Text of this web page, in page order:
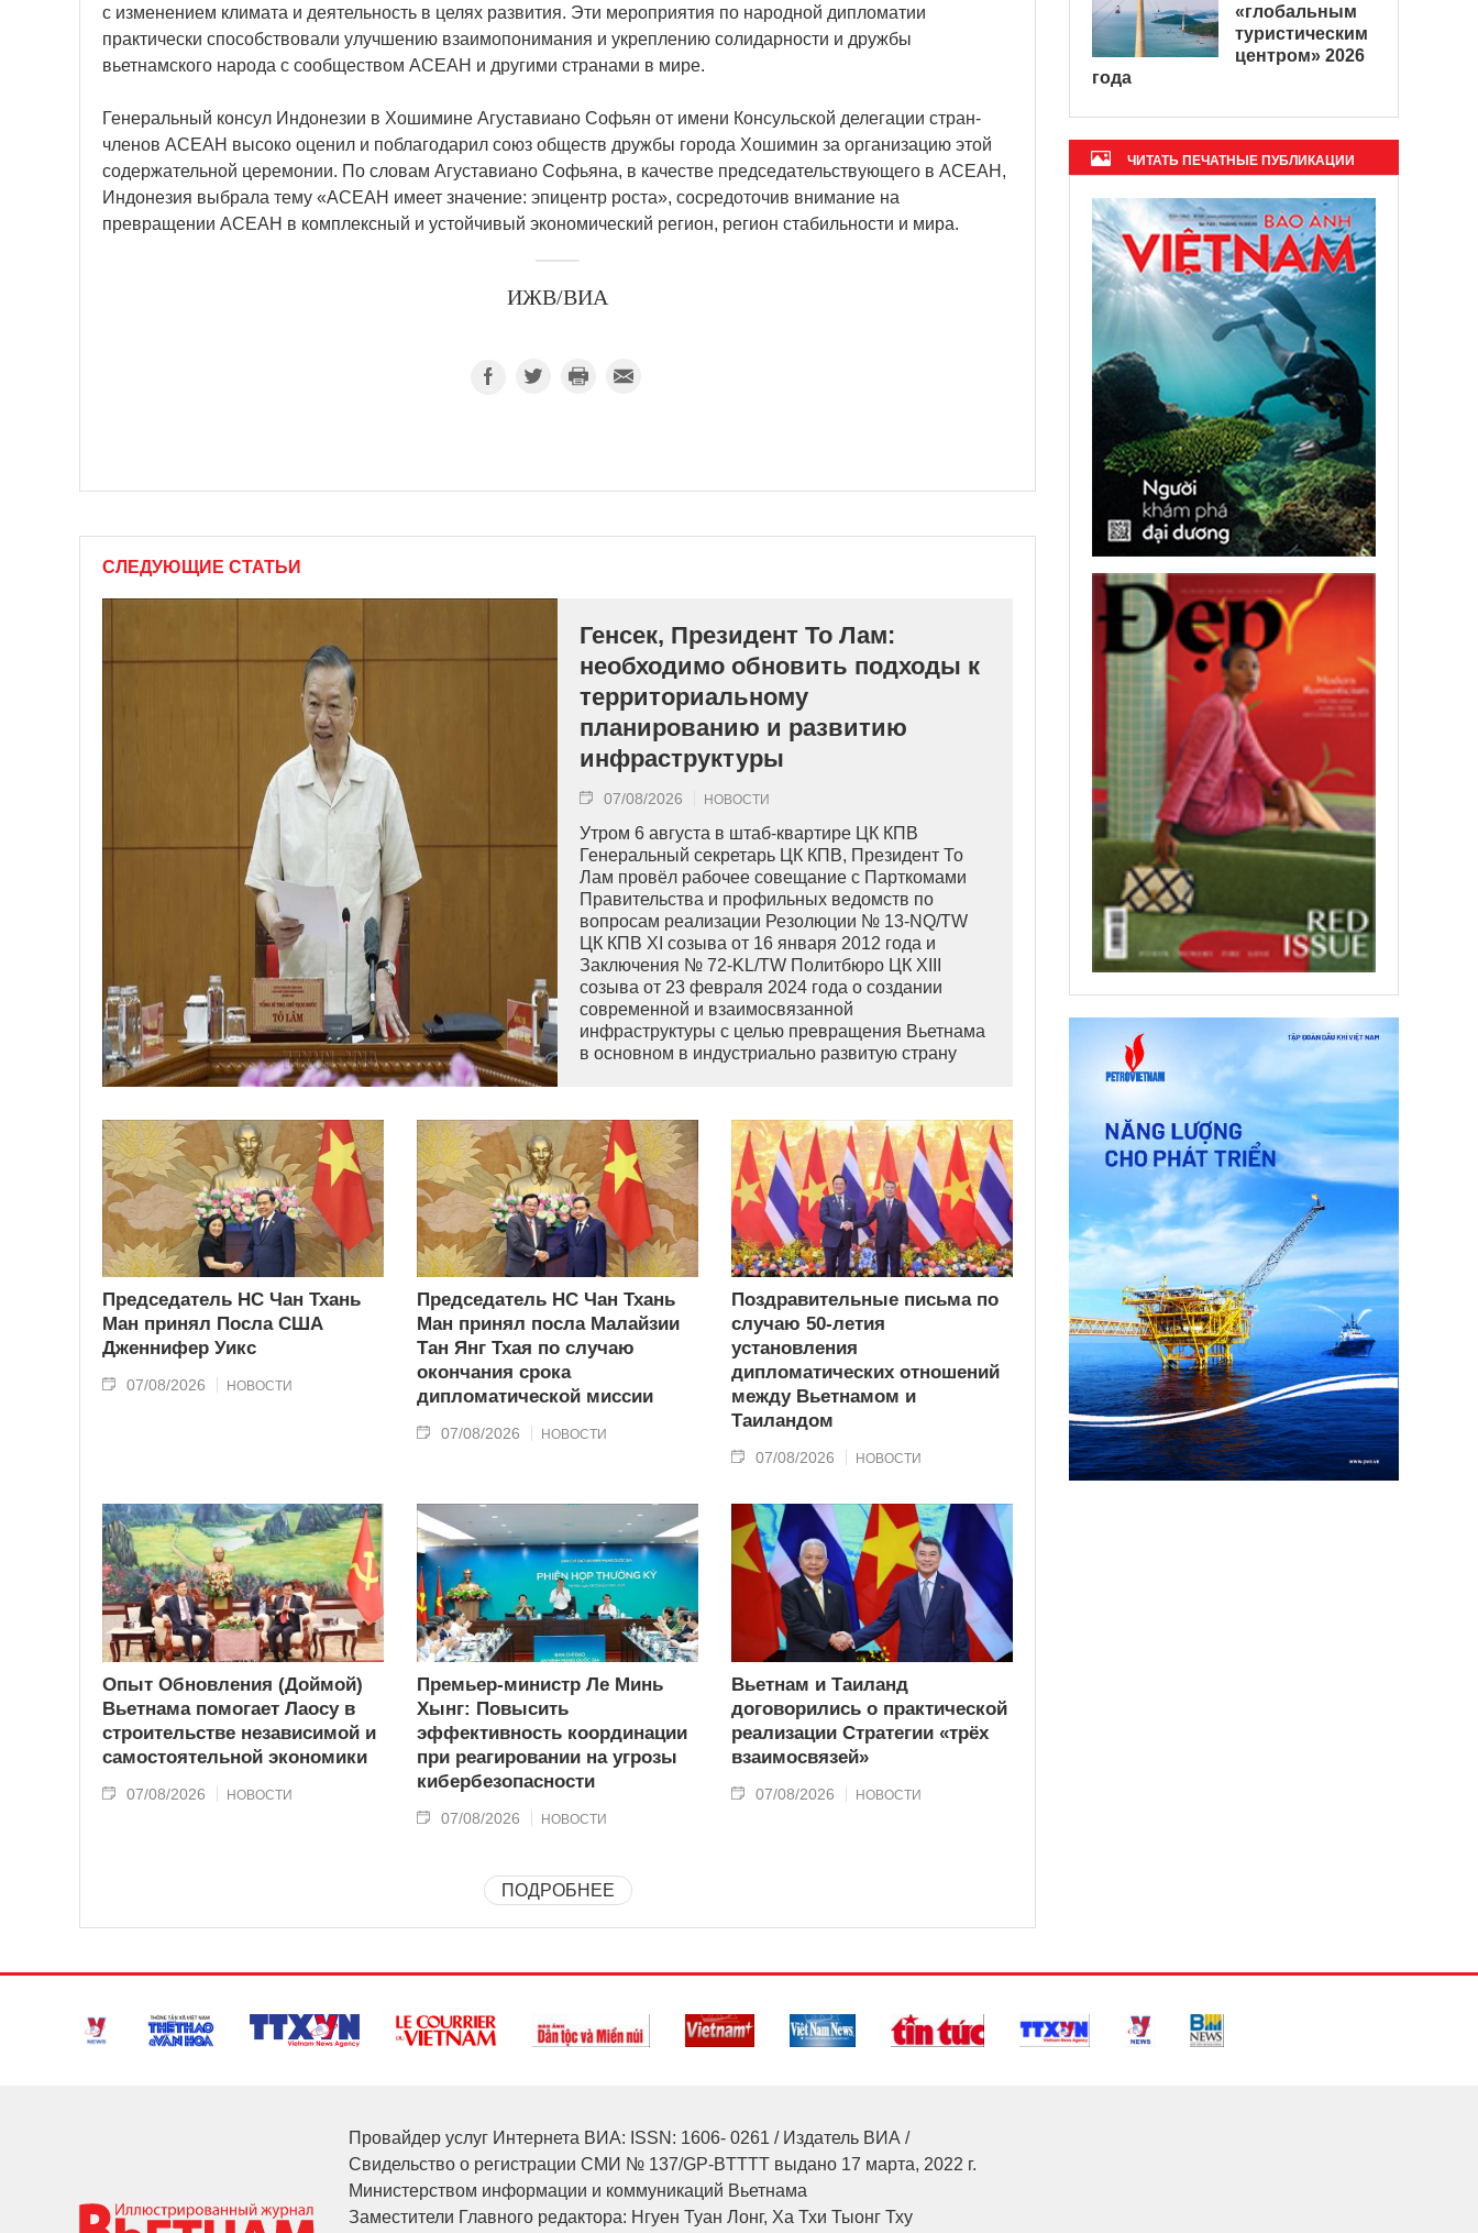
с изменением климата и деятельность в целях развития. Эти мероприятия по народной дипломатии
практически способствовали улучшению взаимопонимания и укреплению солидарности и дружбы
вьетнамского народа с сообществом АСЕАН и другими странами в мире.
Генеральный консул Индонезии в Хошимине Агуставиано Софьян от имени Консульской делегации стран-
членов АСЕАН высоко оценил и поблагодарил союз обществ дружбы города Хошимин за организацию этой
содержательной церемонии. По словам Агуставиано Софьяна, в качестве председательствующего в АСЕАН,
Индонезия выбрала тему «АСЕАН имеет значение: эпицентр роста», сосредоточив внимание на
превращении АСЕАН в комплексный и устойчивый экономический регион, регион стабильности и мира.
ИЖВ/ВИА
СЛЕДУЮЩИЕ СТАТЬИ
Генсек, Президент То Лам:
необходимо обновить подходы к
территориальному
планированию и развитию
инфраструктуры
07/08/2026 НОВОСТИ
Утром 6 августа в штаб-квартире ЦК КПВ
Генеральный секретарь ЦК КПВ, Президент То
Лам провёл рабочее совещание с Парткомами
Правительства и профильных ведомств по
вопросам реализации Резолюции № 13-NQ/TW
ЦК КПВ XI созыва от 16 января 2012 года и
Заключения № 72-KL/TW Политбюро ЦК XIII
созыва от 23 февраля 2024 года о создании
современной и взаимосвязанной
инфраструктуры с целью превращения Вьетнама
в основном в индустриально развитую страну
Председатель НС Чан Тхань
Ман принял Посла США
Дженнифер Уикс
07/08/2026 НОВОСТИ
Председатель НС Чан Тхань
Ман принял посла Малайзии
Тан Янг Тхая по случаю
окончания срока
дипломатической миссии
07/08/2026 НОВОСТИ
Поздравительные письма по
случаю 50-летия
установления
дипломатических отношений
между Вьетнамом и
Таиландом
07/08/2026 НОВОСТИ
Опыт Обновления (Доймой)
Вьетнама помогает Лаосу в
строительстве независимой и
самостоятельной экономики
07/08/2026 НОВОСТИ
Премьер-министр Ле Минь
Хынг: Повысить
эффективность координации
при реагировании на угрозы
кибербезопасности
07/08/2026 НОВОСТИ
Вьетнам и Таиланд
договорились о практической
реализации Стратегии «трёх
взаимосвязей»
07/08/2026 НОВОСТИ
ПОДРОБНЕЕ
«глобальным
туристическим
центром» 2026
года
ЧИТАТЬ ПЕЧАТНЫЕ ПУБЛИКАЦИИ
Провайдер услуг Интернета ВИА: ISSN: 1606- 0261 / Издатель ВИА /
Свидельство о регистрации СМИ № 137/GP-BTTTT выдано 17 марта, 2022 г.
Министерством информации и коммуникаций Вьетнама
Заместители Главного редактора: Нгуен Туан Лонг, Ха Тхи Тыонг Тху